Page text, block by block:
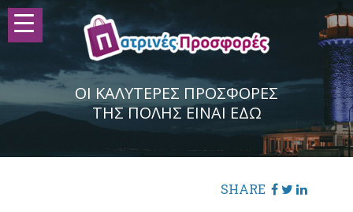
ΟΙ ΚΑΛΥΤΕΡΕΣ ΠΡΟΣΦΟΡΕΣ
ΤΗΣ ΠΟΛΗΣ ΕΙΝΑΙ ΕΔΩ
SHARE